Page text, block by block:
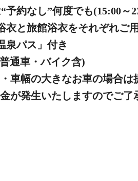
予約なし”何度でも(15:00～
衣と旅館浴衣をそれぞれご
泉パス」付き
通車・バイク含)
車幅の大きなお車の場合は
が発生いたしますのでご了